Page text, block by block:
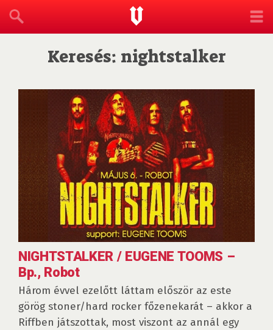
Keresés: nightstalker
NIGHTSTALKER / EUGENE TOOMS –
Bp., Robot
Három évvel ezelőtt láttam először az este
görög stoner/hard rocker főzenekarát – akkor a
Riffben játszottak, most viszont az annál egy